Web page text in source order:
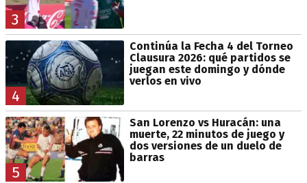
3
4
Continúa la Fecha 4 del Torneo
Clausura 2026: qué partidos se
juegan este domingo y dónde
verlos en vivo
5
San Lorenzo vs Huracán: una
muerte, 22 minutos de juego y
dos versiones de un duelo de
barras